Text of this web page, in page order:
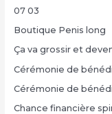
07 03
Boutique Penis long
Ça va grossir et
Cérémonie de
Cérémonie de
Chance financière